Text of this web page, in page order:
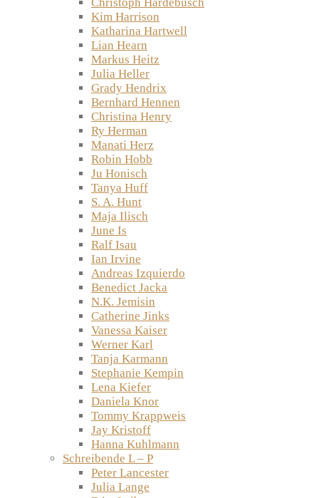
Kim Harrison
Katharina Hartwell
Lian Hearn
Markus Heitz
Julia Heller
Grady Hendrix
Bernhard Hennen
Christina Henry
Ry Herman
Manati Herz
Robin Hobb
Ju Honisch
Tanya Huff
S. A. Hunt
Maja Ilisch
June Is
Ralf Isau
Ian Irvine
Andreas Izquierdo
Benedict Jacka
N.K. Jemisin
Catherine Jinks
Vanessa Kaiser
Werner Karl
Tanja Karmann
Stephanie Kempin
Lena Kiefer
Daniela Knor
Tommy Krappweis
Jay Kristoff
Hanna Kuhlmann
Schreibende L – P
Peter Lancester
Julia Lange